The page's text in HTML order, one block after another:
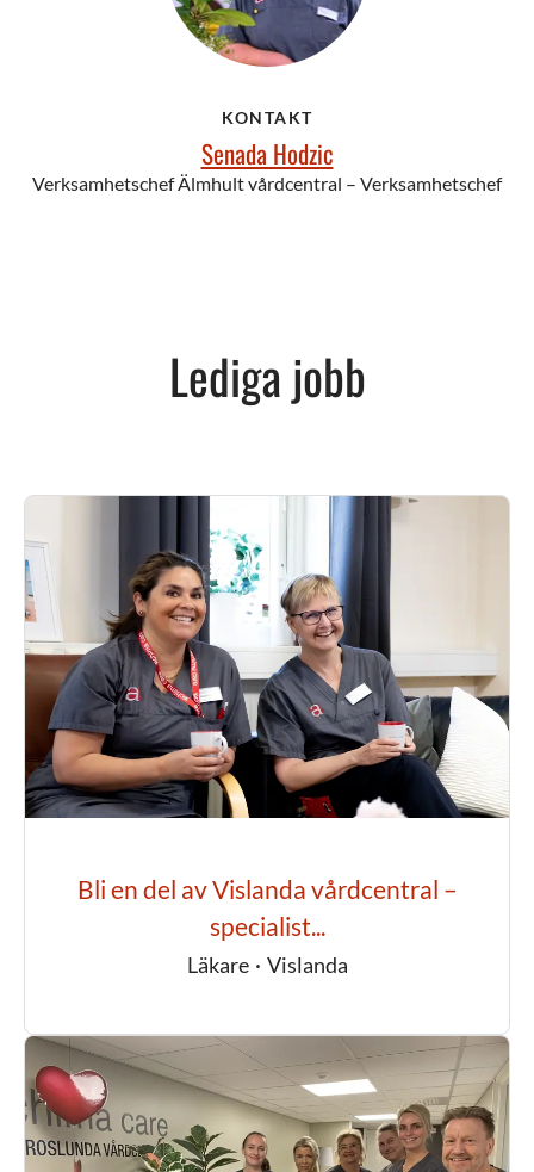
KONTAKT
Senada Hodzic
Verksamhetschef Älmhult vårdcentral – Verksamhetschef
Lediga jobb
Bli en del av Vislanda vårdcentral –
specialist...
Läkare · Vislanda